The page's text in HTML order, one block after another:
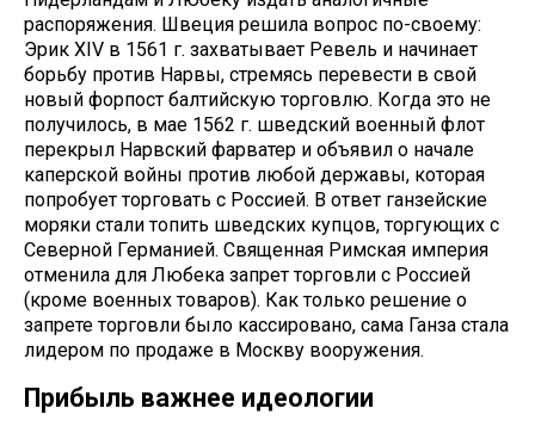
распоряжения. Швеция решила вопрос по-своему:
Эрик ХIV в 1561 г. захватывает Ревель и начинает
борьбу против Нарвы, стремясь перевести в свой
новый форпост балтийскую торговлю. Когда это не
получилось, в мае 1562 г. шведский военный флот
перекрыл Нарвский фарватер и объявил о начале
каперской войны против любой державы, которая
попробует торговать с Россией. В ответ ганзейские
моряки стали топить шведских купцов, торгующих с
Северной Германией. Священная Римская империя
отменила для Любека запрет торговли с Россией
(кроме военных товаров). Как только решение о
запрете торговли было кассировано, сама Ганза стала
лидером по продаже в Москву вооружения.
Прибыль важнее идеологии